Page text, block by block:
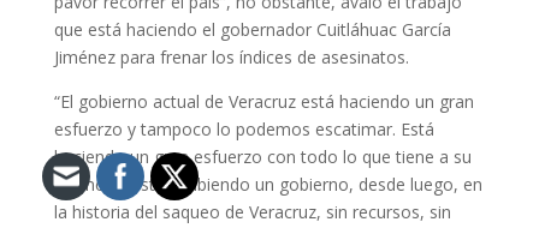
que está haciendo el gobernador Cuitláhuac García
Jiménez para frenar los índices de asesinatos.
“El gobierno actual de Veracruz está haciendo un gran
esfuerzo y tampoco lo podemos escatimar. Está
haciendo un gran esfuerzo con todo lo que tiene a su
alcance y está recibiendo un gobierno, desde luego, en
la historia del saqueo de Veracruz, sin recursos, sin